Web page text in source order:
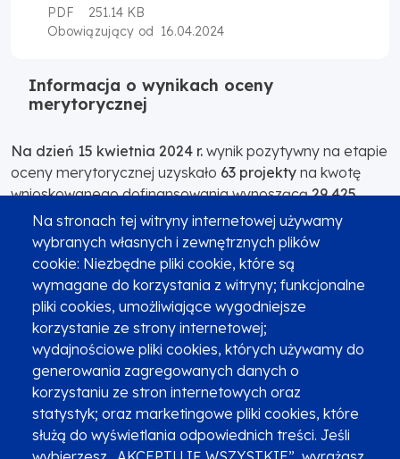
Na stronach tej witryny internetowej używamy
wybranych własnych i zewnętrznych plików
cookie: Niezbędne pliki cookie, które są
wymagane do korzystania z witryny; funkcjonalne
pliki cookies, umożliwiające wygodniejsze
korzystanie ze strony internetowej;
wydajnościowe pliki cookies, których używamy do
generowania zagregowanych danych o
korzystaniu ze stron internetowych oraz
statystyk; oraz marketingowe pliki cookies, które
służą do wyświetlania odpowiednich treści. Jeśli
PDF
251.14 KB
Obowiązujący od 16.04.2024
Informacja o wynikach oceny
merytorycznej
Na dzień 15 kwietnia 2024 r. wynik pozytywny na etapie
oceny merytorycznej uzyskało 63 projekty na kwotę
wnioskowanego dofinansowania wynoszącą29 425
263,11 zł.
Wyniki oceny merytorycznej
PDF
257.69 KB
Obowiązujący od 15.04.2024
Informacja o wynikach oceny
merytorycznej
Na dzień 6 maja 2024 r.wynik pozytywny na etapie